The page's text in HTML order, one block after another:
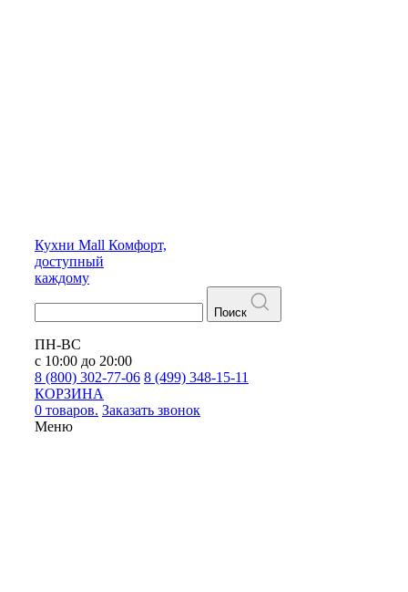
Кухни Mall Комфорт,
доступный
каждому
Поиск
ПН-ВС
с 10:00 до 20:00
8 (800) 302-77-06 8 (499) 348-15-11
КОРЗИНА
0 товаров. Заказать звонок
Меню